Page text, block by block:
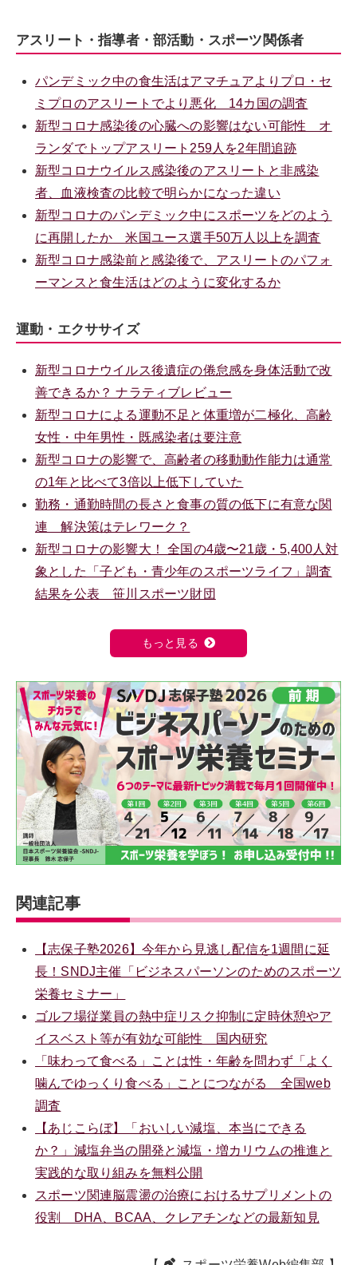
アスリート・指導者・部活動・スポーツ関係者
パンデミック中の食生活はアマチュアよりプロ・セ
ミプロのアスリートでより悪化 14カ国の調査
新型コロナ感染後の心臓への影響はない可能性 オ
ランダでトップアスリート259人を2年間追跡
新型コロナウイルス感染後のアスリートと非感染
者、血液検査の比較で明らかになった違い
新型コロナのパンデミック中にスポーツをどのよう
に再開したか 米国ユース選手50万人以上を調査
新型コロナ感染前と感染後で、アスリートのパフォ
ーマンスと食生活はどのように変化するか
運動・エクササイズ
新型コロナウイルス後遺症の倦怠感を身体活動で改
善できるか？ ナラティブレビュー
新型コロナによる運動不足と体重増が二極化、高齢
女性・中年男性・既感染者は要注意
新型コロナの影響で、高齢者の移動動作能力は通常
の1年と比べて3倍以上低下していた
勤務・通勤時間の長さと食事の質の低下に有意な関
連 解決策はテレワーク？
新型コロナの影響大！ 全国の4歳〜21歳・5,400人対
象とした「子ども・青少年のスポーツライフ」調査
結果を公表 笹川スポーツ財団
もっと見る
関連記事
【志保子塾2026】今年から見逃し配信を1週間に延
長！SNDJ主催「ビジネスパーソンのためのスポーツ
栄養セミナー」
ゴルフ場従業員の熱中症リスク抑制に定時休憩やア
イスベスト等が有効な可能性 国内研究
「味わって食べる」ことは性・年齢を問わず「よく
噛んでゆっくり食べる」ことにつながる 全国web
調査
【あじこらぼ】「おいしい減塩、本当にできる
か？」減塩弁当の開発と減塩・増カリウムの推進と
実践的な取り組みを無料公開
スポーツ関連脳震盪の治療におけるサプリメントの
役割 DHA、BCAA、クレアチンなどの最新知見